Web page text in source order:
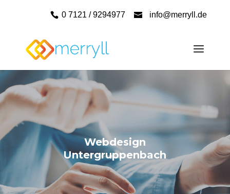
0 7121 / 9294977 info@merryll.de
Webdesign
Untergruppenbach